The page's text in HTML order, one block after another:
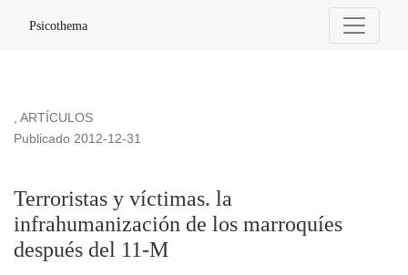
Terroristas y víctimas. la infrahumanización de los
Psicothema
, ARTÍCULOS
Terroristas y víctimas. la
infrahumanización de los marroquíes
después del 11-M
Publicado 2012-12-31